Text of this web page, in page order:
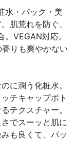
水・パック・美
肌荒れを防ぐ、
VEGAN対応。
りも爽やかない
に潤う化粧水。
チキャップボト
テクスチャー。
でスーッと肌に
も良くて、パッ